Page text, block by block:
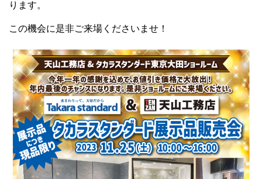
ります。
この機会に是非ご来場くださいませ！